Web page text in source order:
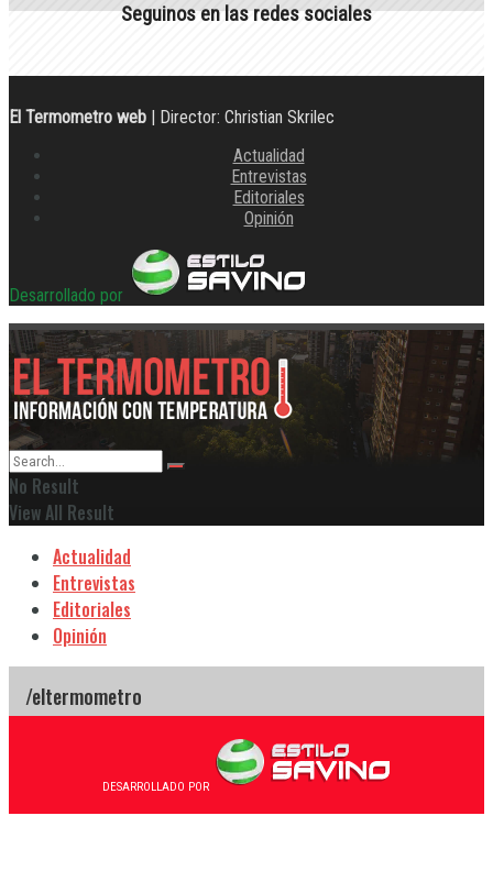
Seguinos en las redes sociales
El Termometro web | Director: Christian Skrilec
Actualidad
Entrevistas
Editoriales
Opinión
Desarrollado por
No Result
View All Result
Actualidad
Entrevistas
Editoriales
Opinión
DESARROLLADO POR